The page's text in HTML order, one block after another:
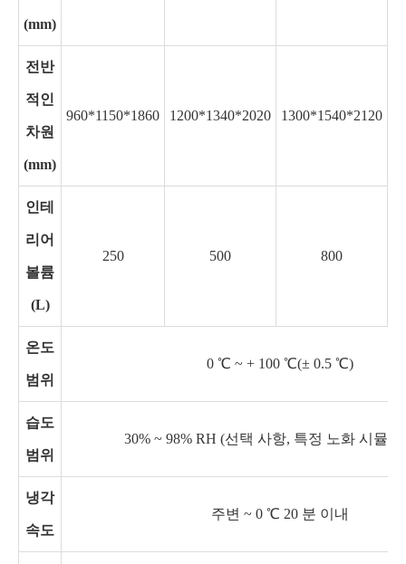
(mm)
전반
적인
차원
(mm)
960*1150*1860 1200*1340*2020 1300*1540*2120
인테
리어
볼륨
(L)
250 500 800
온도
범위
0 ℃ ~ + 100 ℃(± 0.5 ℃)
습도
범위
30% ~ 98% RH (선택 사항, 특정 노화 시뮬
냉각
속도
주변 ~ 0 ℃ 20 분 이내